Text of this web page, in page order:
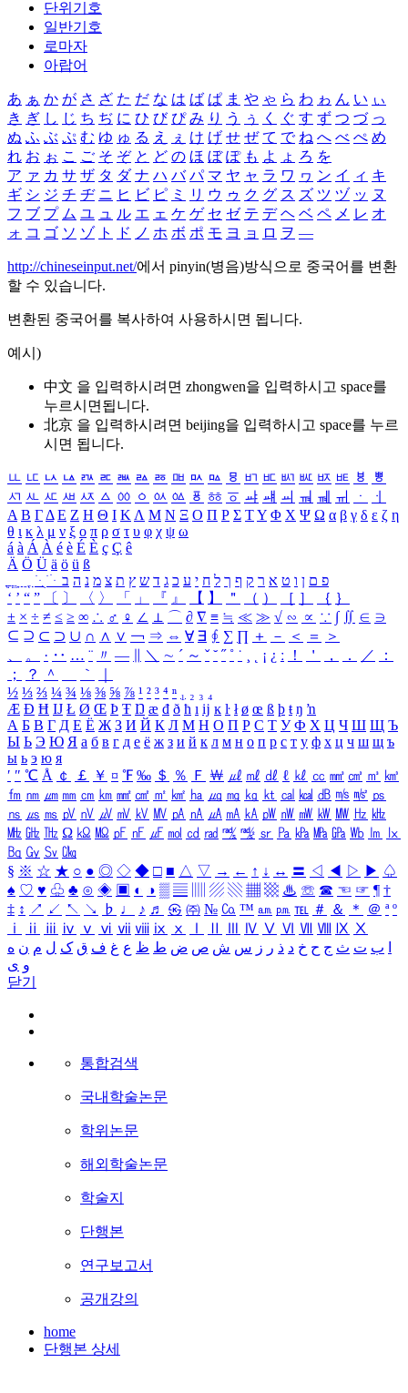
단위기호
일반기호
로마자
아랍어
あ ぁ か が さ ざ た だ な は ば ぱ ま や ゃ ら わ ゎ ん い ぃ
き ぎ し じ ち ぢ に ひ び ぴ み り う ぅ く ぐ す ず つ づ っ
ぬ ふ ぶ ぷ む ゆ ゅ る え ぇ け げ せ ぜ て で ね へ べ ぺ め
れ お ぉ こ ご そ ぞ と ど の ほ ぼ ぽ も よ ょ ろ を
ア ァ カ サ ザ タ ダ ナ ハ バ パ マ ヤ ャ ラ ワ ヮ ン イ ィ キ
ギ シ ジ チ ヂ ニ ヒ ビ ピ ミ リ ウ ゥ ク グ ス ズ ツ ヅ ッ ヌ
フ ブ プ ム ユ ュ ル エ ェ ケ ゲ セ ゼ テ デ ヘ ベ ペ メ レ オ
ォ コ ゴ ソ ゾ ト ド ノ ホ ボ ポ モ ヨ ョ ロ ヲ ―
http://chineseinput.net/에서 pinyin(병음)방식으로 중국어를 변환
할 수 있습니다.
변환된 중국어를 복사하여 사용하시면 됩니다.
예시)
中文 을 입력하시려면 zhongwen을 입력하시고 space를
누르시면됩니다.
北京 을 입력하시려면 beijing을 입력하시고 space를 누르
시면 됩니다.
ㅥ ㅦ ㅧ ㅨ ㅩ ㅪ ㅫ ㅬ ㅭ ㅮ ㅯ ㅰ ㅱ ㅲ ㅳ ㅴ ㅵ ㅶ ㅷ ㅸ
ㅹ
ㅺ ㅻ ㅼ ㅽ ㅾ ㅿ ㆀ ㆁ ㆂ ㆃ ㆄ ㆅ ㆆ ㆇ ㆈ ㆉ ㆊ ㆋ ㆌ ㆍ
ㆎ
Α Β ΓΔ Ε Ζ Η Θ Ι ΚΛ Μ Ν Ξ Ο Π Ρ Σ ΤΥ Φ Χ Ψ Ω α β γ δ ε ζ η
θ ι κ λ μ ν ξ ο π ρ σ τ υ φ χ ψ ω
á à Á À é è É È ç Ç ê
Ä Ö Ü ä ö ü ß
ִֶֹ ֻּ ׁׂ פ ם ן ו ט א ר ק ף ך ל ח י ע כ ג ד ש ץ ת צ מ נ ה ב
‘ ’ “ ” 〔 〕 〈 〉 「 」 『 』 【 】 ＂ （ ） ［ ］ ｛ ｝
± × ÷ ≠ ≤ ≥ ∞ ∴ ♂ ♀ ∠ ⊥ ⌒ ∂ ∇ ≡ ≒ ≪ ≫ √ ∽ ∝ ∵ ∫ ∬ ∈ ∋
⊆ ⊇ ⊂ ⊃ ∪ ∩ ∧ ∨ ￢ ⇒ ⇔ ∀ ∃ ∮ ∑ ∏ ＋ － ＜ ＝
＞
、
。 · ‥ … ¨ 〃 ― ＼ ∼ ´ ～ ˇ ˘ ˝ ˚ ˙ ¸ ¡ ¿ ː ！ ＇ ， ． ／
：
；
？ ＾ ｀
½ ⅓ ⅔ ¼ ¾ ⅛ ⅜ ⅝ ⅞ ¹ ² ³ ⁴ ⁿ ₁ ₂ ₃ ₄
Æ Ð Ħ Ĳ Ł Ø Œ Þ Ŧ Ŋ æ đ ð ħ ı ĳ ĸ ŀ ł ø œ ß þ ŧ ŋ ŉ
А Б В Г Д Е Ё Ж З И Й К Л М Н О П Р С Т У Ф Х Ц Ч Ш Щ Ъ
Ы Ь Э Ю Я а б в г д е ё ж з и й к л м н о п р с т у ф х ц ч ш щ ъ
ы ь э ю я
′ ″ ℃ Å ￠ ￡ ￥ ¤ ℉ ‰ ＄ ％ Ｆ ￦ ㎕ ㎖ ㎗ ℓ ㎘ ㏄ ㎣ ㎤ ㎥ ㎦
㎙ ㎚ ㎛ ㎜ ㎝ ㎞ ㎟ ㎠ ㎡ ㎢ ㏊ ㎍ ㎎ ㎏ ㏏ ㎈ ㎉ ㏈ ㎧ ㎨ ㎰
㎱ ㎲ ㎳ ㎴ ㎵ ㎶ ㎷ ㎸ ㎹ ㎀ ㎁ ㎂ ㎃ ㎄ ㎺ ㎻ ㎽ ㎾ ㎿ ㎐ ㎑
㎒ ㎓ ㎔ Ω ㏀ ㏁ ㎊ ㎋ ㎌ ㏖ ㏅ ㎭ ㎮ ㎯ ㏛ ㎩ ㎪ ㎫ ㎬ ㏝ ㏐
㏓
㏃ ㏉ ㏜ ㏆
§ ※ ☆ ★ ○ ● ◎ ◇ ◆ □ ■ △ ▽ → ← ↑ ↓ ↔ 〓 ◁ ◀ ▷ ▶ ♤
♠ ♡ ♥ ♧ ♣ ⊙ ◈ ▣ ◐ ◑ ▒ ▤ ▨ ▧ ▦ ▩ ♨ ☏ ☎ ☜ ☞ ¶ †
‡ ↕ ↗ ↙ ↖ ↘ ♭ ♩ ♪ ♬ ㉿ ㈜ № ㏇ ™ ㏂ ㏘ ℡ ＃ ＆ ＊ ＠ ª º
ⅰ
ⅱ ⅲ ⅳ ⅴ ⅵ ⅶ ⅷ ⅸ ⅹ Ⅳ Ⅴ Ⅵ Ⅶ Ⅷ Ⅸ Ⅹ
ب ت ث ج ح خ د ذ ر ز س ش ص ض ط ظ ع غ ف ق ک ل م ن ه
و ی
닫기
통합검색
국내학술논문
학위논문
해외학술논문
학술지
단행본
연구보고서
공개강의
home
단행본 상세